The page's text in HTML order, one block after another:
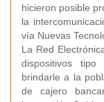
hicieron posible
la
vía Nuevas
La Red
dispositivos
brindarle a la
de cajero